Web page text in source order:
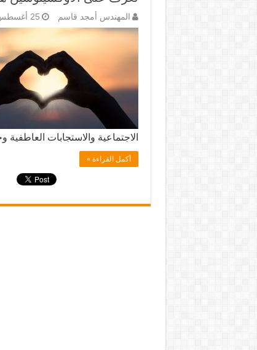
المهندس أمجد قاسم 25 أغسطس، 2023
الاجتماعية والاستجابات
أكمل القراءة »